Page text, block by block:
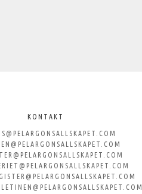
KONTAKT